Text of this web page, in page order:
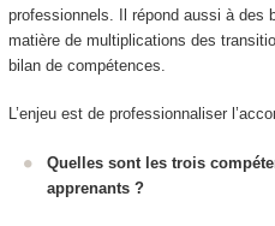
professionnels. Il répond aussi à des
matière de multiplications des
bilan de compétences.
L’enjeu est de professionnaliser
Quelles sont les trois
apprenants ?